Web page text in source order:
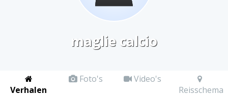
maglie calcio
Verhalen
Foto's
Video's
Reisschema